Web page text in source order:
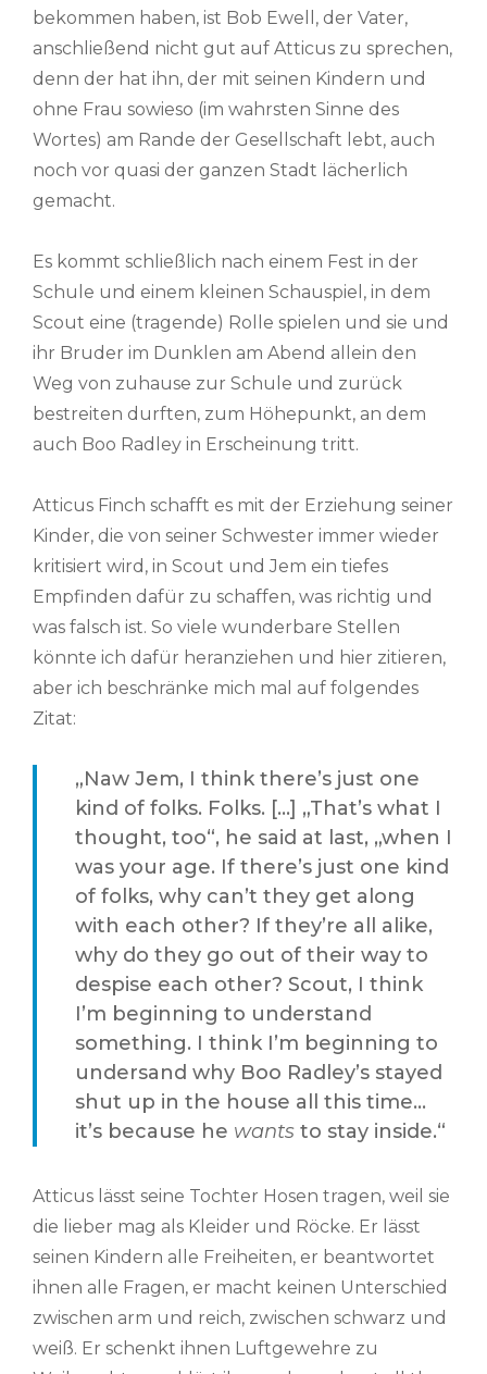
bekommen haben, ist Bob Ewell, der Vater,
anschließend nicht gut auf Atticus zu sprechen,
denn der hat ihn, der mit seinen Kindern und
ohne Frau sowieso (im wahrsten Sinne des
Wortes) am Rande der Gesellschaft lebt, auch
noch vor quasi der ganzen Stadt lächerlich
gemacht.
Es kommt schließlich nach einem Fest in der
Schule und einem kleinen Schauspiel, in dem
Scout eine (tragende) Rolle spielen und sie und
ihr Bruder im Dunklen am Abend allein den
Weg von zuhause zur Schule und zurück
bestreiten durften, zum Höhepunkt, an dem
auch Boo Radley in Erscheinung tritt.
Atticus Finch schafft es mit der Erziehung seiner
Kinder, die von seiner Schwester immer wieder
kritisiert wird, in Scout und Jem ein tiefes
Empfinden dafür zu schaffen, was richtig und
was falsch ist. So viele wunderbare Stellen
könnte ich dafür heranziehen und hier zitieren,
aber ich beschränke mich mal auf folgendes
Zitat:
„Naw Jem, I think there’s just one
kind of folks. Folks. […] „That’s what I
thought, too“, he said at last, „when I
was your age. If there’s just one kind
of folks, why can’t they get along
with each other? If they’re all alike,
why do they go out of their way to
despise each other? Scout, I think
I’m beginning to understand
something. I think I’m beginning to
undersand why Boo Radley’s stayed
shut up in the house all this time…
it’s because he wants to stay inside.“
Atticus lässt seine Tochter Hosen tragen, weil sie
die lieber mag als Kleider und Röcke. Er lässt
seinen Kindern alle Freiheiten, er beantwortet
ihnen alle Fragen, er macht keinen Unterschied
zwischen arm und reich, zwischen schwarz und
weiß. Er schenkt ihnen Luftgewehre zu